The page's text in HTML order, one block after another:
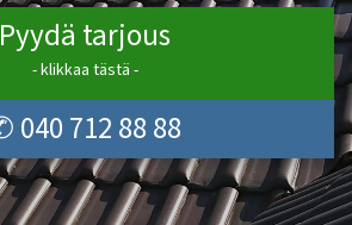
Pyydä tarjous
- klikkaa tästä -
040 712 88 88